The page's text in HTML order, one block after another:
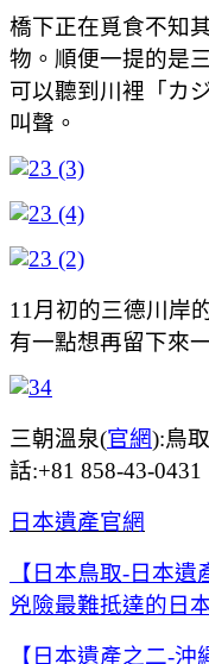
橋下正在覓食不知
物。順便一提的是
可以聽到川裡「カ
叫聲。
11月初的三德川岸
有一點想再留下來
三朝溫泉(官網):鳥
話:+81 858-43-0431
日本遺產官網
【日本鳥取-日本
兇險最難抵達的日
【日本遺產之二-